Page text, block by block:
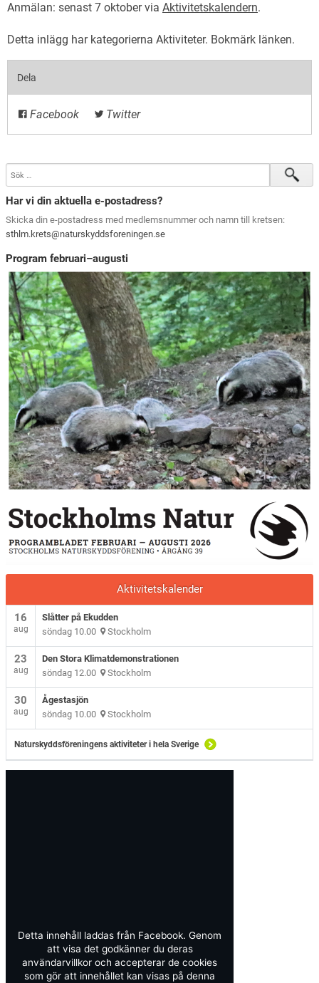
Anmälan: senast 7 oktober via Aktivitetskalendern.
Detta inlägg har kategorierna Aktiviteter. Bokmärk länken.
Dela
Facebook Twitter
Har vi din aktuella e-postadress?
Skicka din e-postadress med medlemsnummer och namn till kretsen:
sthlm.krets@naturskyddsforeningen.se
Program februari–augusti
Aktivitetskalender
16
aug
Slåtter på Ekudden
söndag 10.00 Stockholm
23
aug
Den Stora Klimatdemonstrationen
söndag 12.00 Stockholm
30
aug
Ågestasjön
söndag 10.00 Stockholm
Naturskyddsföreningens aktiviteter i hela Sverige
Detta innehåll laddas från Facebook. Genom
att visa det godkänner du deras
användarvillkor och accepterar de cookies
som gör att innehållet kan visas på denna